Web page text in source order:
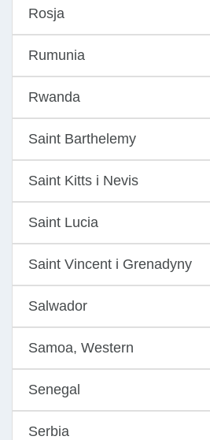
Rosja
Rumunia
Rwanda
Saint Barthelemy
Saint Kitts i Nevis
Saint Lucia
Saint Vincent i Grenadyny
Salwador
Samoa, Western
Senegal
Serbia